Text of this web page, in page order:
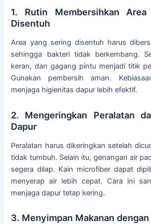
1. Rutin Membersihkan
Disentuh
Area yang sering disentuh harus
sehingga bakteri tidak berkembang.
keran, dan gagang pintu menjadi titik
Gunakan pembersih aman.
menjaga higienitas dapur lebih efektif.
2. Mengeringkan Peralatan
Dapur
Peralatan harus dikeringkan setelah
tidak tumbuh. Selain itu, genangan air
segera dilap. Kain microfiber dapat
menyerap air lebih cepat. Cara ini
menjaga dapur tetap kering.
3. Menyimpan Makanan dengan